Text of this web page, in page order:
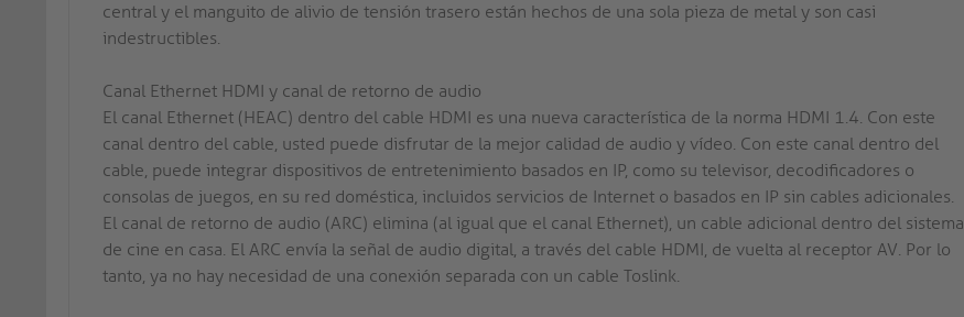
central y el manguito de alivio de tensión trasero están hechos de una sola pieza de metal y son casi
indestructibles.
Canal Ethernet HDMI y canal de retorno de audio
El canal Ethernet (HEAC) dentro del cable HDMI es una nueva característica de la norma HDMI 1.4. Con este
canal dentro del cable, usted puede disfrutar de la mejor calidad de audio y vídeo. Con este canal dentro del
cable, puede integrar dispositivos de entretenimiento basados en IP, como su televisor, decodificadores o
consolas de juegos, en su red doméstica, incluidos servicios de Internet o basados en IP sin cables adicionales.
El canal de retorno de audio (ARC) elimina (al igual que el canal Ethernet), un cable adicional dentro del sistema
de cine en casa. El ARC envía la señal de audio digital, a través del cable HDMI, de vuelta al receptor AV. Por lo
tanto, ya no hay necesidad de una conexión separada con un cable Toslink.